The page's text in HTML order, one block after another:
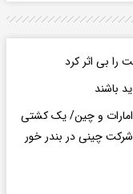
را بی‌ اثر کرد
باشند
امارات و چین/ یک کشتی
خودرو تولید شرکت چینی در بندر خور